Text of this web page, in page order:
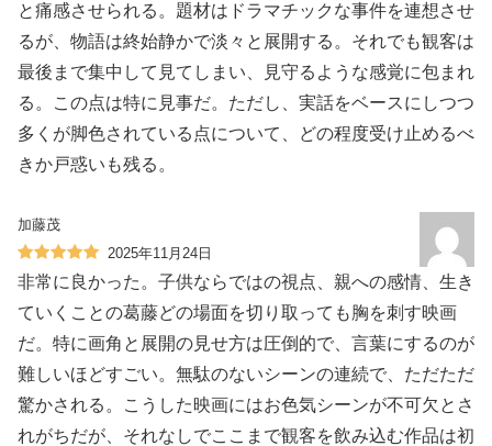
と痛感させられる。題材はドラマチックな事件を連想させ
るが、物語は終始静かで淡々と展開する。それでも観客は
最後まで集中して見てしまい、見守るような感覚に包まれ
る。この点は特に見事だ。ただし、実話をベースにしつつ
多くが脚色されている点について、どの程度受け止めるべ
きか戸惑いも残る。
加藤茂
2025年11月24日
非常に良かった。子供ならではの視点、親への感情、生き
ていくことの葛藤どの場面を切り取っても胸を刺す映画
だ。特に画角と展開の見せ方は圧倒的で、言葉にするのが
難しいほどすごい。無駄のないシーンの連続で、ただただ
驚かされる。こうした映画にはお色気シーンが不可欠とさ
れがちだが、それなしでここまで観客を飲み込む作品は初